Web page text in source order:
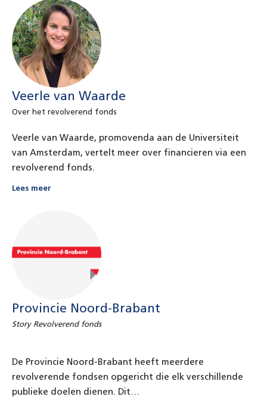
Veerle van Waarde
Over het revolverend fonds
Veerle van Waarde, promovenda aan de Universiteit
van Amsterdam, vertelt meer over financieren via een
revolverend fonds.
Lees meer
Provincie Noord-Brabant
Story Revolverend fonds
De Provincie Noord-Brabant heeft meerdere
revolverende fondsen opgericht die elk verschillende
publieke doelen dienen. Dit…